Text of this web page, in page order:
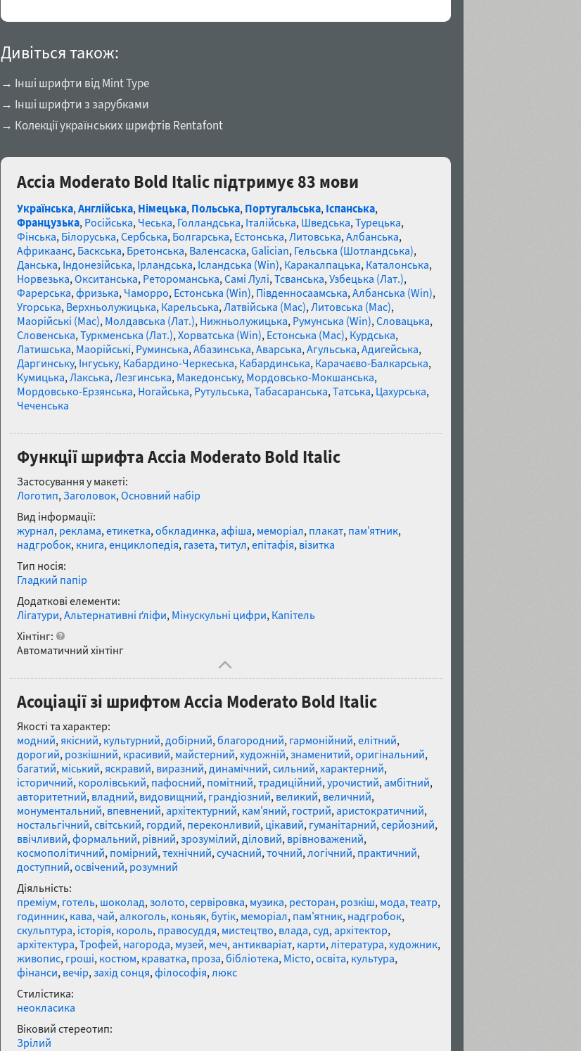
Дивіться також:
→ Інші шрифти від Mint Type
→ Інші шрифти з зарубками
→ Колекції українських шрифтів Rentafont
Accia Moderato Bold Italic підтримує 83 мови
Українська,Англійська, Німецька, Польська, Португальська, Іспанська,
Французька, Російська, Чеська, Голландська, Італійська, Шведська,Турецька,
Фінська, Білоруська,Сербська, Болгарська, Естонська,Литовська,Албанська,
Африкаанс, Баскська, Бретонська, Валенсаска,Galician, Гельська (Шотландська),
Данська, Індонезійська, Ірландська, Ісландська (Win), Каракалпацька, Каталонська,
Норвезька,Окситанська, Ретороманська,Самі Лулі,Тсванська,Узбецька (Лат.),
Фарерська,фризька, Чаморро, Естонська (Win), Південносаамська,Албанська (Win),
Угорська, Верхньолужицька, Карельська,Латвійська (Mac),Литовська (Mac),
Маорійські (Mac), Молдавська (Лат.), Нижньолужицька, Румунська (Win),Словацька,
Словенська,Туркменська (Лат.),Хорватська (Win), Естонська (Mac), Курдська,
Латишська, Маорійські, Руминська,Абазинська,Аварська,Агульська,Адигейська,
Даргинську, Інгуську, Кабардино-Черкеська, Кабардинська, Карачаєво-Балкарська,
Кумицька,Лакська,Лезгинська, Македонську, Мордовсько-Мокшанська,
Мордовсько-Ерзянська, Ногайська, Рутульська,Табасаранська,Татська, Цахурська,
Чеченська
Функції шрифта Accia Moderato Bold Italic
Застосування у макеті:
Логотип,Заголовок,Основний набір
Вид інформації:
журнал, реклама,етикетка,обкладинка,афіша, меморіал, плакат, пам'ятник,
надгробок, книга,енциклопедія, газета,титул,епітафія, візитка
Тип носія:
Гладкий папір
Додаткові елементи:
Лігатури,Альтернативні ґліфи, Мінускульні цифри, Капітель
Хінтінг:
Автоматичний хінтінг
Асоціації зі шрифтом Accia Moderato Bold Italic
Якості та характер:
модний,якісний, культурний,добірний,благородний, гармонійний,елітний,
дорогий, розкішний, красивий, майстерний,художній,знаменитий,оригінальний,
багатий, міський,яскравий, виразний,динамічний,сильний,характерний,
історичний, королівський, пафосний, помітний,традиційний,урочистий,амбітний,
авторитетний, владний, видовищний, грандіозний, великий, величний,
монументальний, впевнений,архітектурний, кам'яний, гострий,аристократичний,
ностальгічний,світський, гордий, переконливий, цікавий, гуманітарний,серйозний,
ввічливий,формальний, рівний,зрозумілий,діловий, врівноважений,
космополітичний, помірний,технічний,сучасний,точний,логічний, практичний,
доступний,освічений, розумний
Діяльність:
преміум, готель, шоколад,золото,сервіровка, музика, ресторан, розкіш, мода,театр,
годинник, кава, чай,алкоголь, коньяк,бутік, меморіал, пам'ятник, надгробок,
скульптура, історія, король, правосуддя, мистецтво, влада,суд,архітектор,
архітектура,Трофей, нагорода, музей, меч,антикваріат, карти,література,художник,
живопис, гроші, костюм, краватка, проза,бібліотека, Місто,освіта, культура,
фінанси, вечір,захід сонця,філософія,люкс
Стилістика:
неокласика
Віковий стереотип:
Зрілий